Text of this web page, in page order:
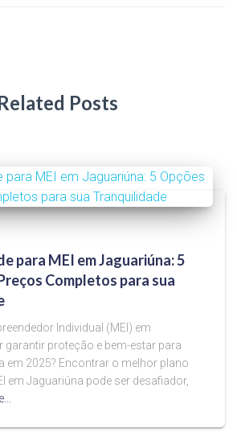
Posts
para MEI em Jaguariúna: 5
Completos para sua
Individual (MEI) em
garantir proteção e bem-estar para
em 2025? Encontrar o melhor plano
em Jaguariúna pode ser desafiador,